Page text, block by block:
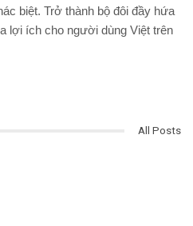
biệt. Trở thành bộ đôi đầy hứa
lợi ích cho người dùng Việt trên
All Posts